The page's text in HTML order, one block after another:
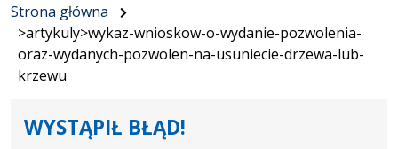
Strona główna
>artykuly>wykaz-wnioskow-o-wydanie-pozwolenia-
oraz-wydanych-pozwolen-na-usuniecie-drzewa-lub-
krzewu
WYSTĄPIŁ BŁĄD!